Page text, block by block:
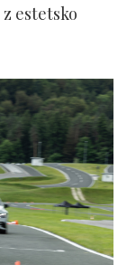
estetsko